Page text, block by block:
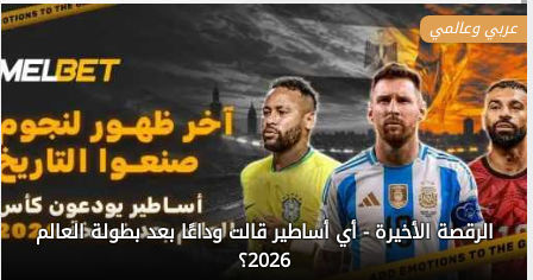
عربي وعالمي
الرقصة الأخيرة - أي أساطير قالت وداعًا بعد بطولة العالم
2026؟